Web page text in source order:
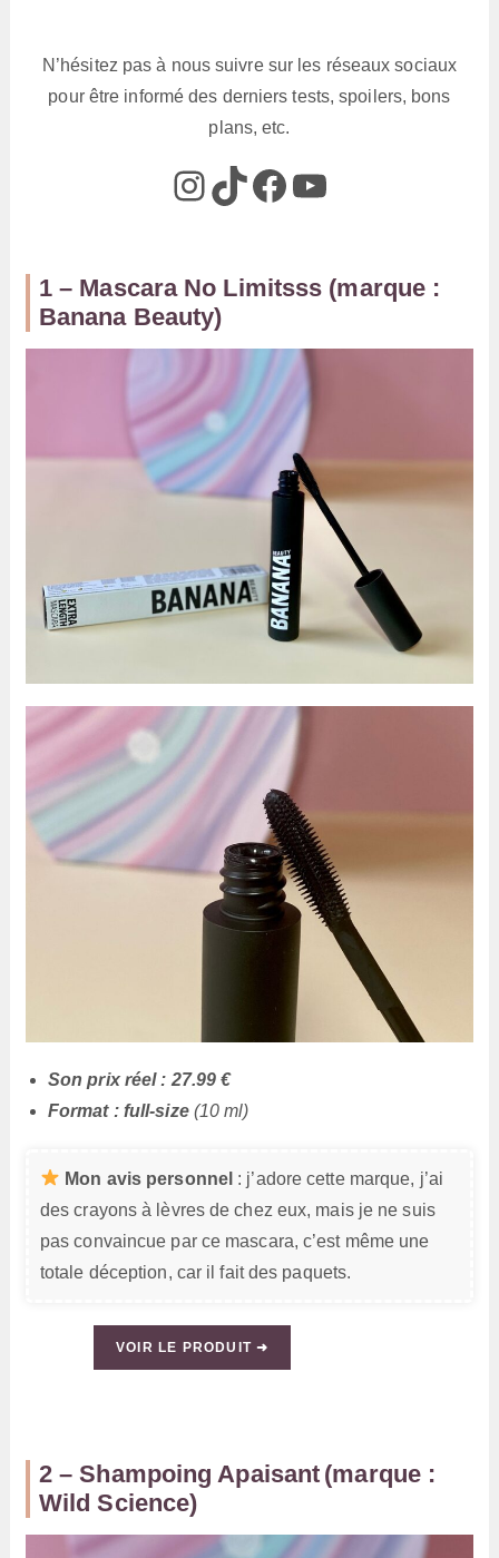
N’hésitez pas à nous suivre sur les réseaux sociaux
pour être informé des derniers tests, spoilers, bons
plans, etc.
@box_az_off
@box_az
Box AZ @Box-AZ
1 – Mascara No Limitsss (marque :
Banana Beauty)
Son prix réel : 27.99 €
Format : full-size (10 ml)
Mon avis personnel : j’adore cette marque, j’ai
des crayons à lèvres de chez eux, mais je ne suis
pas convaincue par ce mascara, c’est même une
totale déception, car il fait des paquets.
VOIR LE PRODUIT ➜
2 – Shampoing Apaisant (marque :
Wild Science)